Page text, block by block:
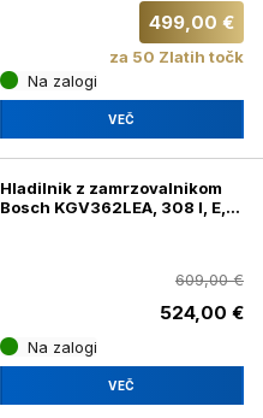
499,00 €
za 50 Zlatih točk
Na zalogi
VEČ
Hladilnik z zamrzovalnikom
Bosch KGV362LEA, 308 l, E,
609,00 €
524,00 €
Na zalogi
VEČ